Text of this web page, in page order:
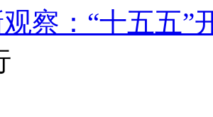
察：“十五五”